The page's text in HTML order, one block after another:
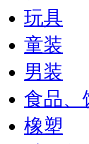
玩具
童装
男装
食品、
橡塑